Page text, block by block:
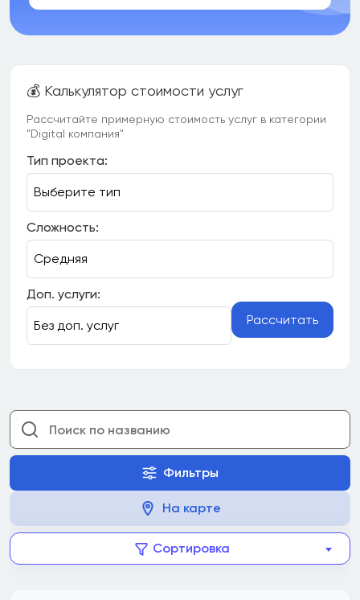
💰 Калькулятор стоимости услуг
Рассчитайте примерную стоимость услуг в категории
"Digital компания"
Тип проекта:
Сложность:
Доп. услуги:
Рассчитать
Фильтры
На карте
Сортировка